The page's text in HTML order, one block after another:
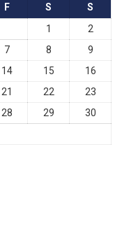
F S
S
1
2
7 8
9
14 15
16
21 22
23
28 29
30